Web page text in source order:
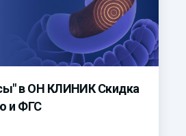
в ОН КЛИНИК Скидка
и ФГС